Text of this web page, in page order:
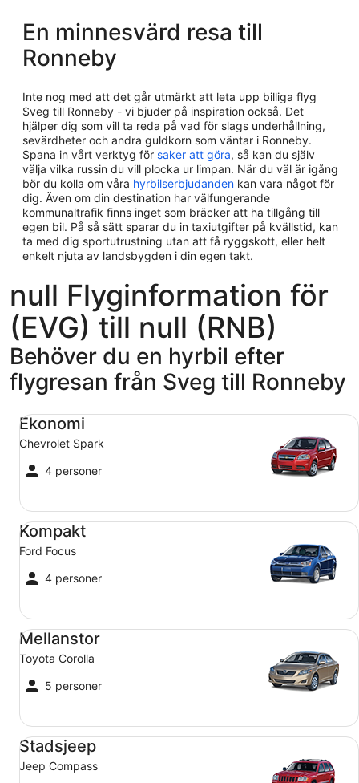
En minnesvärd resa till
Ronneby
Inte nog med att det går utmärkt att leta upp billiga flyg
Sveg till Ronneby - vi bjuder på inspiration också. Det
hjälper dig som vill ta reda på vad för slags underhållning,
sevärdheter och andra guldkorn som väntar i Ronneby.
Spana in vårt verktyg för saker att göra, så kan du själv
välja vilka russin du vill plocka ur limpan. När du väl är igång
bör du kolla om våra hyrbilserbjudanden kan vara något för
dig. Även om din destination har välfungerande
kommunaltrafik finns inget som bräcker att ha tillgång till
egen bil. På så sätt sparar du in taxiutgifter på kvällstid, kan
ta med dig sportutrustning utan att få ryggskott, eller helt
enkelt njuta av landsbygden i din egen takt.
null Flyginformation för
(EVG) till null (RNB)
Behöver du en hyrbil efter
flygresan från Sveg till Ronneby
Ekonomi
Chevrolet Spark
4 personer
Ekonomi Chevrolet Spark
Kompakt
Ford Focus
4 personer
Kompakt Ford Focus
Mellanstor
Toyota Corolla
5 personer
Mellanstor Toyota Corolla
Stadsjeep
Jeep Compass
Stadsjeep Jeep Compass